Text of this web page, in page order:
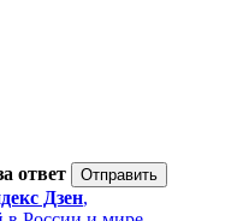
ответ
Дзен,